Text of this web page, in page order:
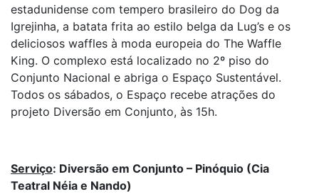
estadunidense com tempero brasileiro do Dog da
Igrejinha, a batata frita ao estilo belga da Lug’s e os
deliciosos waffles à moda europeia do The Waffle
King. O complexo está localizado no 2º piso do
Conjunto Nacional e abriga o Espaço Sustentável.
Todos os sábados, o Espaço recebe atrações do
projeto Diversão em Conjunto, às 15h.
Serviço: Diversão em Conjunto – Pinóquio (Cia
Teatral Néia e Nando)